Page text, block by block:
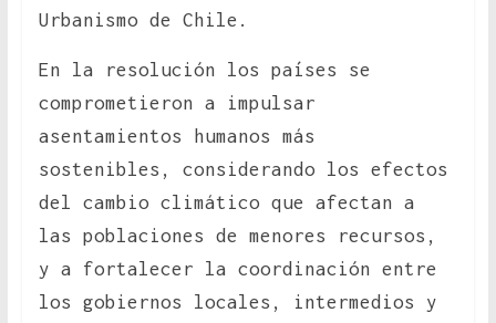
Urbanismo de Chile.
En la resolución los países se
comprometieron a impulsar
asentamientos humanos más
sostenibles, considerando los efectos
del cambio climático que afectan a
las poblaciones de menores recursos,
y a fortalecer la coordinación entre
los gobiernos locales, intermedios y